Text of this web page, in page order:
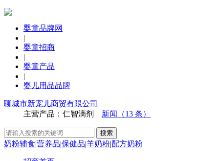
婴童品牌网
|
婴童招商
|
婴童产品
|
婴儿用品品牌
聊城市新宠儿商贸有限公司
主营产品：仁智滴剂 新闻（13 条）
奶粉辅食|营养品|保健品|羊奶粉|配方奶粉